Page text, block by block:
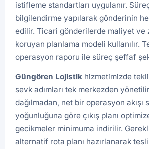
istifleme standartları uygulanır.
bilgilendirme yapılarak gönderinin
edilir. Ticari gönderilerde maliyet ve
koruyan planlama modeli kullanılır.
operasyon raporu ile süreç şeffaf
Güngören Lojistik hizmetimizde
sevk adımları tek merkezden
dağılmadan, net bir operasyon akışı
yoğunluğuna göre çıkış planı
gecikmeler minimuma indirilir.
alternatif rota planı hazırlanarak